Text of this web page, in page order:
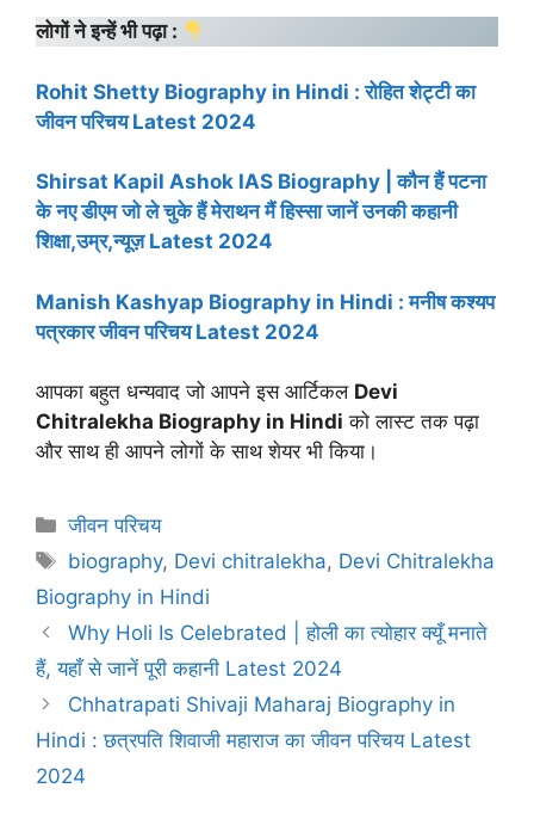
लोगों ने इन्हें भी पढ़ा :
Rohit Shetty Biography in Hindi : रोहित शेट्टी का
जीवन परिचय Latest 2024
Shirsat Kapil Ashok IAS Biography | कौन हैं पटना
के नए डीएम जो ले चुके हैं मेराथन मैं हिस्सा जानें उनकी कहानी
शिक्षा,उम्र,न्यूज़ Latest 2024
Manish Kashyap Biography in Hindi : मनीष कश्यप
पत्रकार जीवन परिचय Latest 2024
आपका बहुत धन्यवाद जो आपने इस आर्टिकल Devi
Chitralekha Biography in Hindi को लास्ट तक पढ़ा
और साथ ही आपने लोगों के साथ शेयर भी किया।
Categories
जीवन परिचय
Tags
biography, Devi chitralekha, Devi Chitralekha
Biography in Hindi
Why Holi Is Celebrated | होली का त्योहार क्यूँ मनाते
हैं, यहाँ से जानें पूरी कहानी Latest 2024
Chhatrapati Shivaji Maharaj Biography in
Hindi : छत्रपति शिवाजी महाराज का जीवन परिचय Latest
2024